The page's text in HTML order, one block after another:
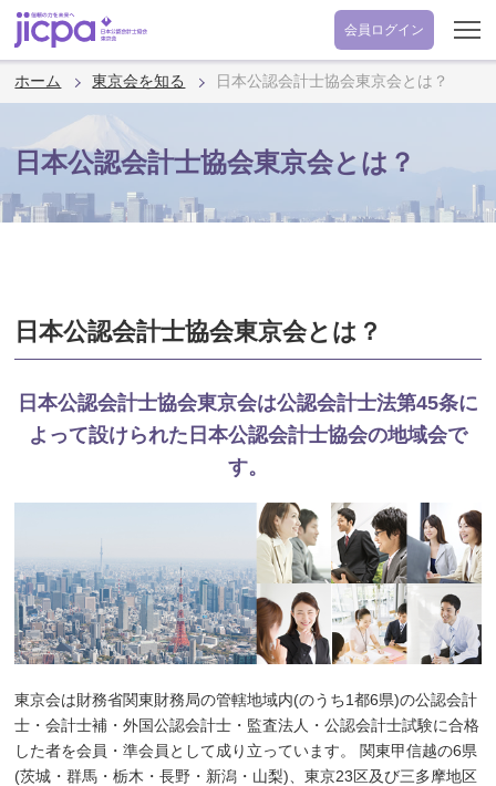
会員 ログイン
ホーム 東京会を知る 日本公認会計士協会東京会とは？
日本公認会計士協会東京会とは？
日本公認会計士協会東京会とは？
日本公認会計士協会東京会は公認会計士法第45条に
よって設けられた日本公認会計士協会の地域会で
す。
東京会は財務省関東財務局の管轄地域内(のうち1都6県)の公認会計
士・会計士補・外国公認会計士・監査法人・公認会計士試験に合格
した者を会員・準会員として成り立っています。 関東甲信越の6県
(茨城・群馬・栃木・長野・新潟・山梨)、東京23区及び三多摩地区